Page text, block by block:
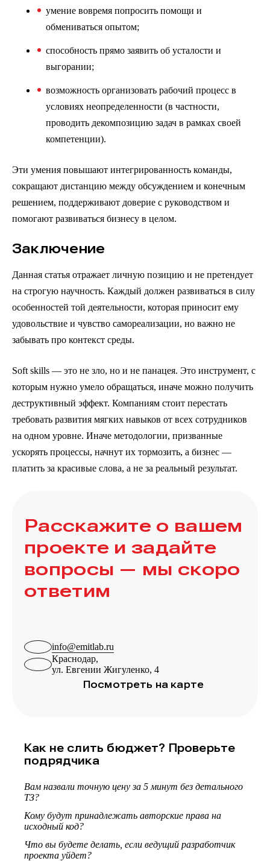
умение вовремя попросить помощи и
обмениваться опытом;
способность прямо заявить об усталости и
выгорании;
возможность организовать рабочий процесс в
условиях неопределенности (в частности,
проводить декомпозицию задач в рамках своей
компетенции).
Эти умения повышают интегрированность команды,
сокращают дистанцию между обсуждением и конечным
решением, поддерживают доверие с руководством и
помогают развиваться бизнесу в целом.
Заключение
Данная статья отражает личную позицию и не претендует
на строгую научность. Каждый должен развиваться в силу
особенностей той деятельности, которая приносит ему
удовольствие и чувство самореализации, но важно не
забывать про контекст среды.
Soft skills — это не зло, но и не панацея. Это инструмент, с
которым нужно умело обращаться, иначе можно получить
деструктивный эффект. Компаниям стоит перестать
требовать развития мягких навыков от всех сотрудников
на одном уровне. Иначе методологии, призванные
ускорять процессы, начнут их тормозить, а бизнес —
платить за красивые слова, а не за реальный результат.
Расскажите о вашем
проекте и задайте
вопросы — мы скоро
ответим
info@emitlab.ru
Краснодар,
ул. Евгении Жигуленко, 4
Посмотреть на карте
Как не слить бюджет? Проверьте
подрядчика
Вам назвали точную цену за 5 минут без детального
ТЗ?
Кому будут принадлежать авторские права на
исходный код?
Что вы будете делать, если ведущий разработчик
проекта уйдет?